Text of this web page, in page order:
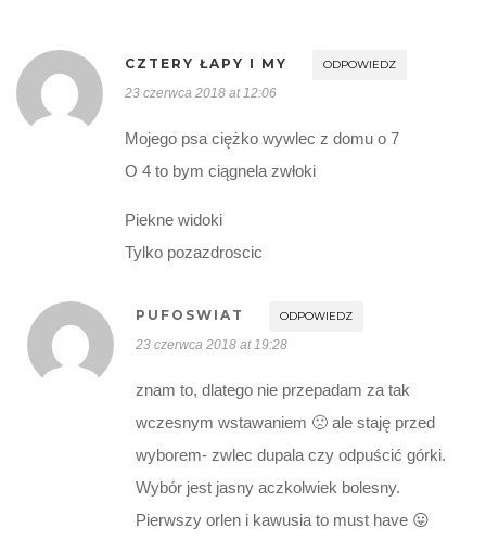
CZTERY ŁAPY I MY ODPOWIEDZ
23 czerwca 2018 at 12:06
Mojego psa ciężko wywlec z domu o 7
O 4 to bym ciągnela zwłoki
Piekne widoki
Tylko pozazdroscic
PUFOSWIAT ODPOWIEDZ
23 czerwca 2018 at 19:28
znam to, dlatego nie przepadam za tak
wczesnym wstawaniem 🙁 ale staję przed
wyborem- zwlec dupala czy odpuścić górki.
Wybór jest jasny aczkolwiek bolesny.
Pierwszy orlen i kawusia to must have 😛